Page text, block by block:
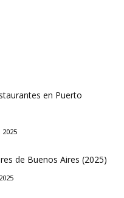
en Puerto
de Buenos Aires (2025)